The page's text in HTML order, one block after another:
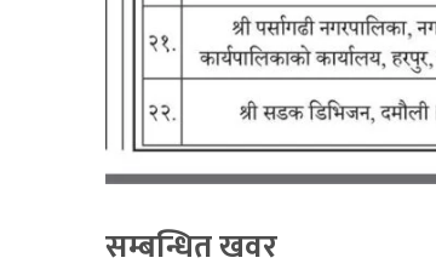
सम्बन्धित खवर